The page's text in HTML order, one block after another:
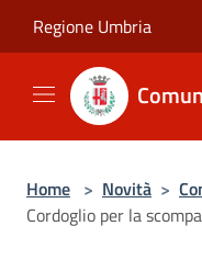
Regione Umbria
Home > Novità >
Cordoglio per la